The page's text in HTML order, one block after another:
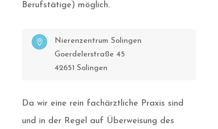
Berufstätige) möglich.

Nierenzentrum Solingen
Goerdelerstraße 45
42651 Solingen
Da wir eine rein fachärztliche Praxis sind
und in der Regel auf Überweisung des